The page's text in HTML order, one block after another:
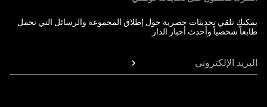
يمكنك تلقي تحديثات حصرية حول إطلاق المجموعة والرسائل التي تحمل
طابعاً شخصياً وأحدث أخبار الدار.
البريد الإلكتروني